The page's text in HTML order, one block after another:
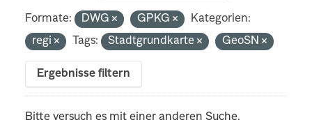
Formate: DWG GPKG
Kategorien:
regi
Tags: Stadtgrundkarte GeoSN
Ergebnisse filtern
Bitte versuch es mit einer anderen Suche.